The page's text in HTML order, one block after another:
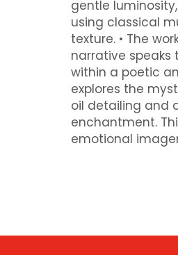
gentle
using classical
texture. • The
narrative
within a poetic
explores the
oil detailing and
enchantment.
emotional